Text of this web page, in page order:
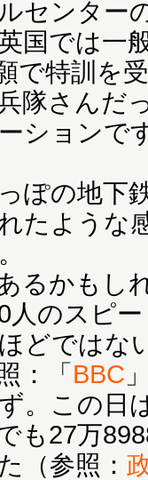
センター
国では一
で特訓を
隊さんだ
ションで
ぽの地下
たような
るかもし
人のスピ
どではな
：「BBC
。この日
も27万
（参照：